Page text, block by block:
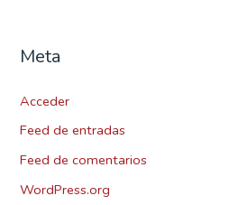
Meta
Acceder
Feed de entradas
Feed de comentarios
WordPress.org